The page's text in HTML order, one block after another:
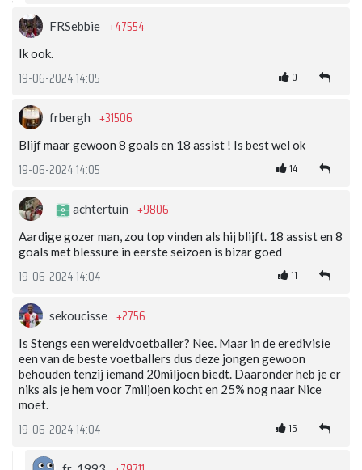
FRSebbie +47554
Ik ook.
19-06-2024 14:05 0
frbergh +31506
Blijf maar gewoon 8 goals en 18 assist ! Is best wel ok
19-06-2024 14:05 14
achtertuin +9806
Aardige gozer man, zou top vinden als hij blijft. 18 assist en 8
goals met blessure in eerste seizoen is bizar goed
19-06-2024 14:04 11
sekoucisse +2756
Is Stengs een wereldvoetballer? Nee. Maar in de eredivisie
een van de beste voetballers dus deze jongen gewoon
behouden tenzij iemand 20miljoen biedt. Daaronder heb je er
niks als je hem voor 7miljoen kocht en 25% nog naar Nice
moet.
19-06-2024 14:04 15